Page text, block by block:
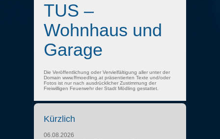
TUS –
Wohnhaus und
Garage
Die Veröffentlichung oder Vervielfältigung aller unter der
Domain www.ffmoedling.at präsentierten Texte und/oder
Fotos ist nur nach ausdrücklicher Zustimmung der
Freiwilligen Feuerwehr der Stadt Mödling gestattet.
Kürzlich
06.08.2026